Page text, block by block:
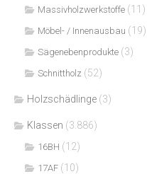
Massivholzwerkstoffe (11)
Möbel- / Innenausbau (19)
Sägenebenprodukte (3)
Schnittholz (52)
Holzschädlinge (3)
Klassen (3.886)
16BH (12)
17AF (10)